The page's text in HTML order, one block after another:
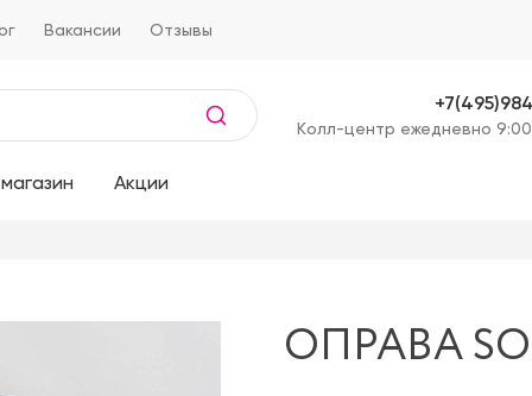
Вакансии Отзывы
Kолл-центр ежедневно
Акции
ОПРАВА